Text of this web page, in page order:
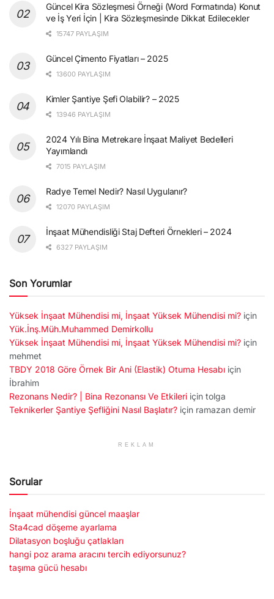
Güncel Kira Sözleşmesi Örneği (Word Formatında) Konut
ve İş Yeri İçin | Kira Sözleşmesinde Dikkat Edilecekler
15747 PAYLAŞIM
Güncel Çimento Fiyatları – 2025
13600 PAYLAŞIM
Kimler Şantiye Şefi Olabilir? – 2025
13946 PAYLAŞIM
2024 Yılı Bina Metrekare İnşaat Maliyet Bedelleri
Yayımlandı
7015 PAYLAŞIM
Radye Temel Nedir? Nasıl Uygulanır?
12070 PAYLAŞIM
İnşaat Mühendisliği Staj Defteri Örnekleri – 2024
6327 PAYLAŞIM
Son Yorumlar
Yüksek İnşaat Mühendisi mi, İnşaat Yüksek Mühendisi mi? için
Yük.İnş.Müh.Muhammed Demirkollu
Yüksek İnşaat Mühendisi mi, İnşaat Yüksek Mühendisi mi? için
mehmet
TBDY 2018 Göre Örnek Bir Ani (Elastik) Otuma Hesabı için
İbrahim
Rezonans Nedir? | Bina Rezonansı Ve Etkileri için tolga
Teknikerler Şantiye Şefliğini Nasıl Başlatır? için ramazan demir
REKLAM
Sorular
İnşaat mühendisi güncel maaşlar
Sta4cad döşeme ayarlama
Dilatasyon boşluğu çatlakları
hangi poz arama aracını tercih ediyorsunuz?
taşıma gücü hesabı